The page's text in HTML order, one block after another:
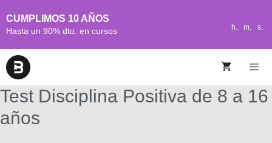
CUMPLIMOS 10 AÑOS
Hasta un 90% dto. en cursos h. m. s.
Test Disciplina Positiva de 8 a 16
años